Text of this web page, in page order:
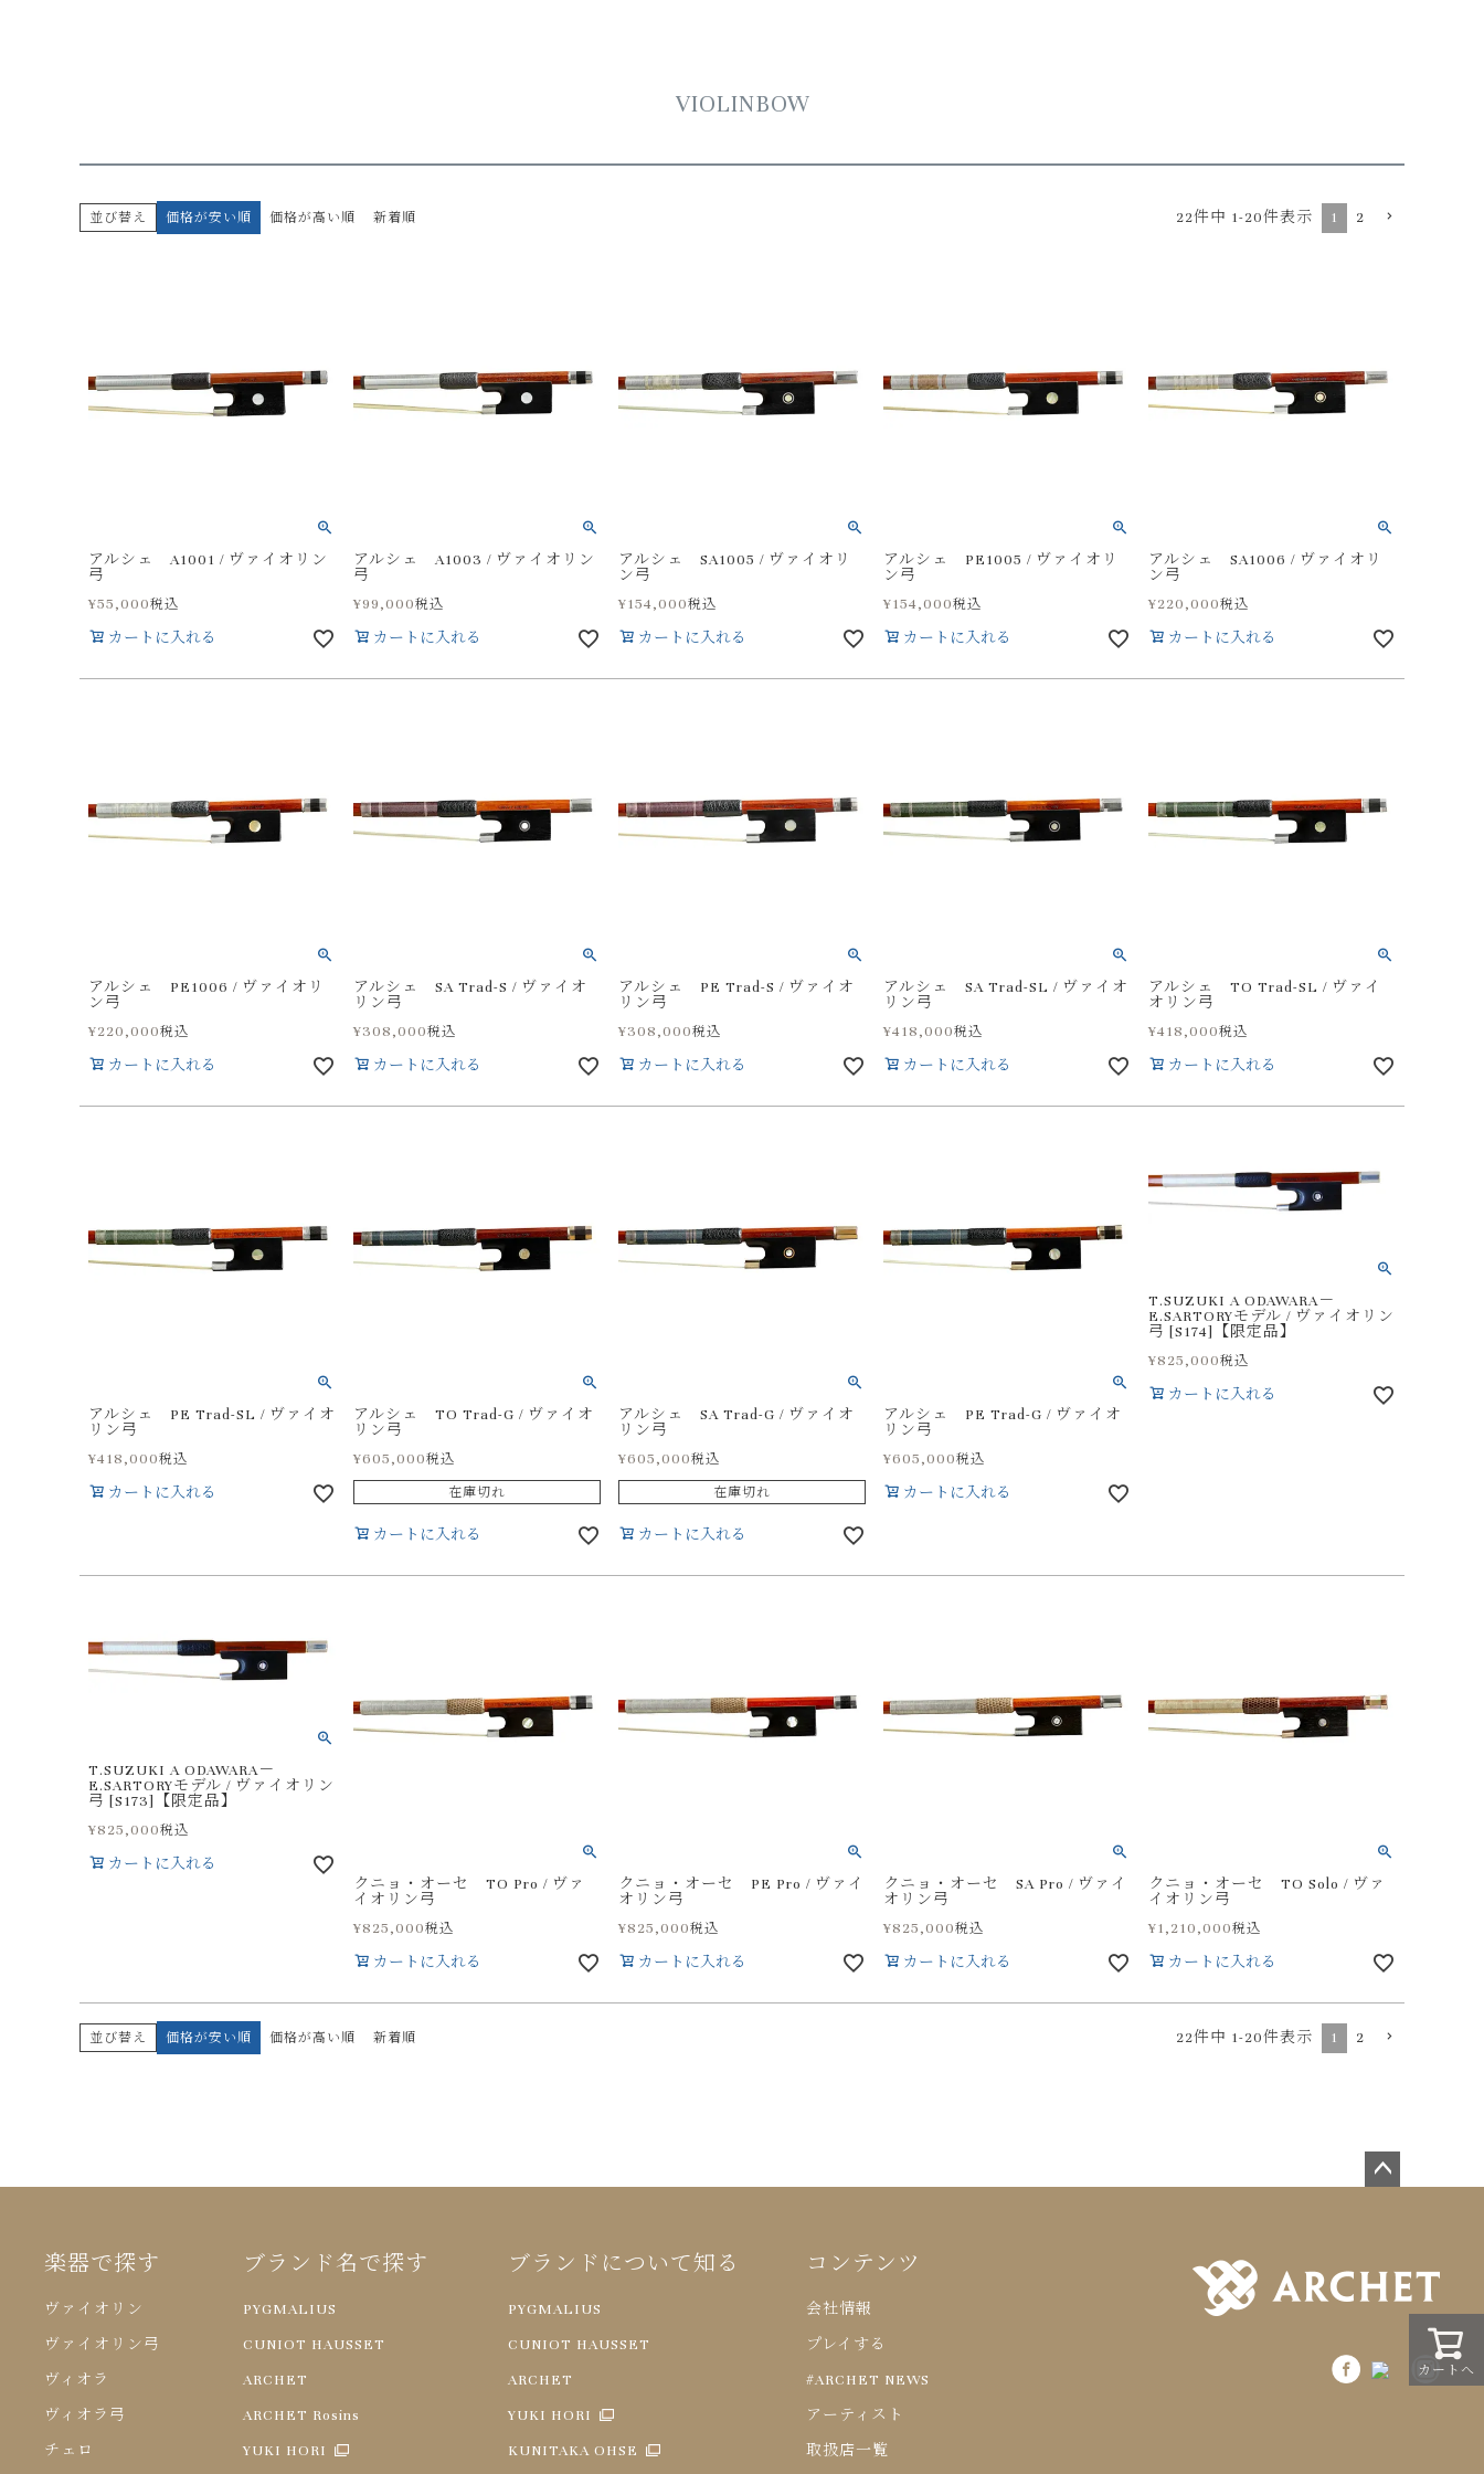
VIOLINBOW
並び替え 価格が安い順 価格が高い順 新着順 22件中 1-20件表示 1 2
アルシェ A1001 / ヴァイオリン
弓
¥55,000税込
カートに入れる
アルシェ A1003 / ヴァイオリン
弓
¥99,000税込
カートに入れる
アルシェ SA1005 / ヴァイオリ
ン弓
¥154,000税込
カートに入れる
アルシェ PE1005 / ヴァイオリ
ン弓
¥154,000税込
カートに入れる
アルシェ SA1006 / ヴァイオリ
ン弓
¥220,000税込
カートに入れる
アルシェ PE1006 / ヴァイオリ
ン弓
¥220,000税込
カートに入れる
アルシェ SA Trad-S / ヴァイオ
リン弓
¥308,000税込
カートに入れる
アルシェ PE Trad-S / ヴァイオ
リン弓
¥308,000税込
カートに入れる
アルシェ SA Trad-SL / ヴァイオ
リン弓
¥418,000税込
カートに入れる
アルシェ TO Trad-SL / ヴァイ
オリン弓
¥418,000税込
カートに入れる
アルシェ PE Trad-SL / ヴァイオ
リン弓
¥418,000税込
カートに入れる
アルシェ TO Trad-G / ヴァイオ
リン弓
¥605,000税込
在庫切れ
カートに入れる
アルシェ SA Trad-G / ヴァイオ
リン弓
¥605,000税込
在庫切れ
カートに入れる
アルシェ PE Trad-G / ヴァイオ
リン弓
¥605,000税込
カートに入れる
T.SUZUKI A ODAWARA－
E.SARTORYモデル / ヴァイオリン
弓 [S174]【限定品】
¥825,000税込
カートに入れる
T.SUZUKI A ODAWARA－
E.SARTORYモデル / ヴァイオリン
弓 [S173]【限定品】
¥825,000税込
カートに入れる
クニョ・オーセ TO Pro / ヴァ
イオリン弓
¥825,000税込
カートに入れる
クニョ・オーセ PE Pro / ヴァイ
オリン弓
¥825,000税込
カートに入れる
クニョ・オーセ SA Pro / ヴァイ
オリン弓
¥825,000税込
カートに入れる
クニョ・オーセ TO Solo / ヴァ
イオリン弓
¥1,210,000税込
カートに入れる
並び替え 価格が安い順 価格が高い順 新着順 22件中 1-20件表示 1 2
カートへ
へ
楽器で探す
ヴァイオリン
ヴァイオリン弓
ヴィオラ
ヴィオラ弓
チェロ
ブランド名で探す
PYGMALIUS
CUNIOT HAUSSET
ARCHET
ARCHET Rosins
YUKI HORI
ブランドについて知る
PYGMALIUS
CUNIOT HAUSSET
ARCHET
YUKI HORI
KUNITAKA OHSE
コンテンツ
会社情報
プレイする
#ARCHET NEWS
アーティスト
取扱店一覧